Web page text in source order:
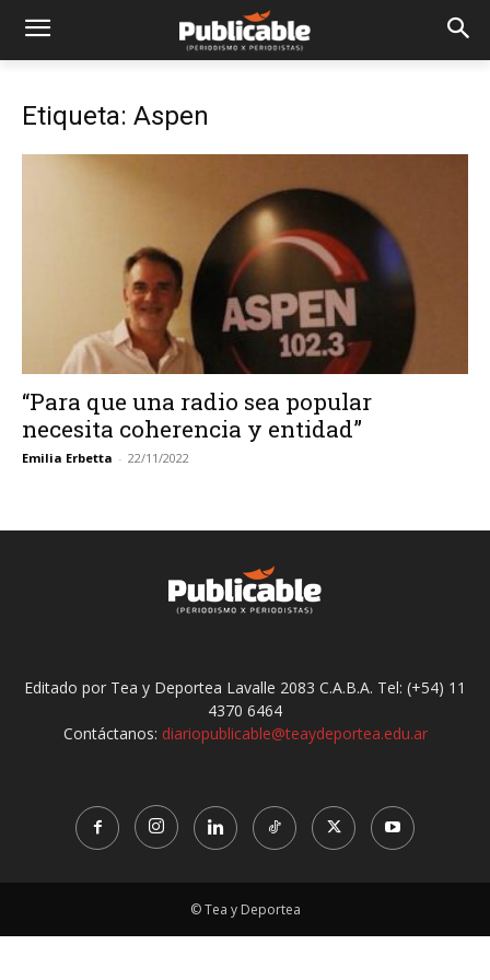
Etiqueta: Aspen
“Para que una radio sea popular
necesita coherencia y entidad”
Emilia Erbetta - 22/11/2022
Editado por Tea y Deportea Lavalle 2083 C.A.B.A. Tel: (+54) 11
4370 6464
Contáctanos: diariopublicable@teaydeportea.edu.ar
© Tea y Deportea